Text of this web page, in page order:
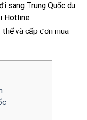
sang Trung Quốc du
Hotline
và cấp đơn mua